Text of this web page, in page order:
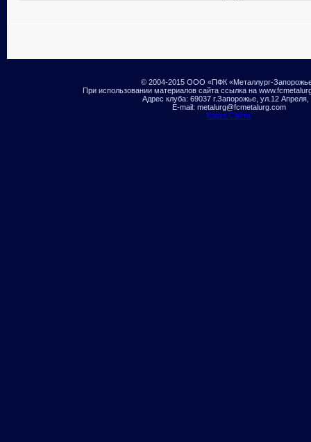
© 2004-2015 ООО «ПФК «Металлург-
При использовании материалов сайта ссылка на
Адрес клуба: 69037 г.Запорожье, ул.12 Апреля,
E-mail: metalurg@fcmetalurg.com
Карта Сайта